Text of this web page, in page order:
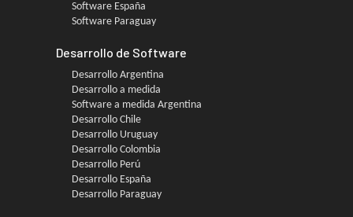
Software España
Software Paraguay
Desarrollo de Software
Desarrollo Argentina
Desarrollo a medida
Software a medida Argentina
Desarrollo Chile
Desarrollo Uruguay
Desarrollo Colombia
Desarrollo Perú
Desarrollo España
Desarrollo Paraguay